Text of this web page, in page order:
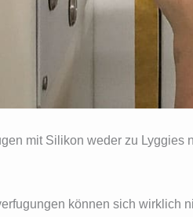
mit Silikon weder zu
können sich wirklich